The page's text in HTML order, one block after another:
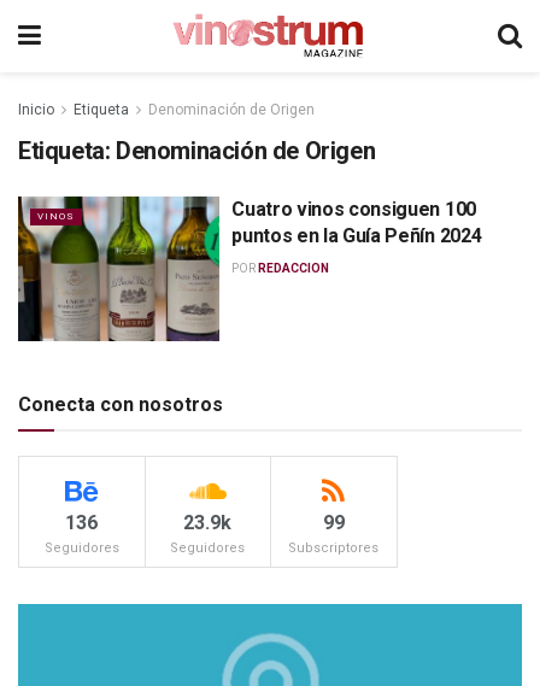
Inicio Etiqueta Denominación de Origen
Etiqueta: Denominación de Origen
VINOS
Cuatro vinos consiguen 100
puntos en la Guía Peñín 2024
POR REDACCION
Conecta con nosotros
136
Seguidores
23.9k
Seguidores
99
Subscriptores